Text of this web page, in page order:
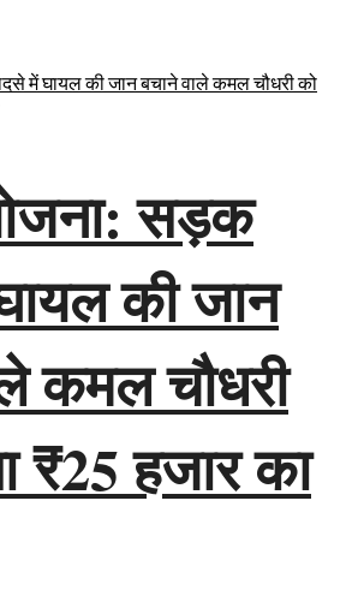
सड़क
की जान
कमल चौधरी
₹25 हजार का